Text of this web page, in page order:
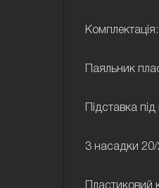
Комплектація:
Паяльник
Підставка
3 насадки
Пластиковий